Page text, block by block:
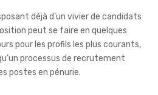
déjà d’un vivier de candidats
peut se faire en quelques
pour les profils les plus courants,
processus de recrutement
postes en pénurie.